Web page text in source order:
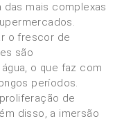
mais complexas
o frescor de
são
o que faz com
períodos.
de
disso, a imersão